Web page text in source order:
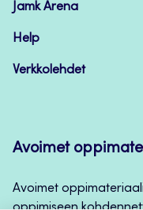
Jamk Arena
Help
Verkkolehdet
Avoimet
Avoimet